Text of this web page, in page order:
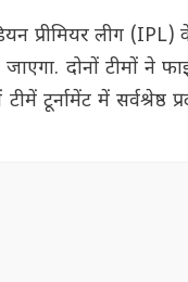
प्रीमियर लीग
दोनों टीमों ने
में सर्वश्रेष्ठ